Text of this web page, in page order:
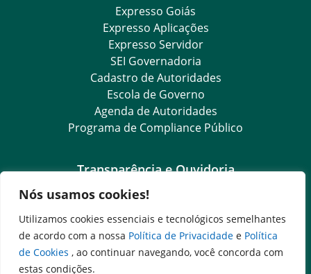
Nós usamos cookies!
Utilizamos cookies essenciais e tecnológicos semelhantes
de acordo com a nossa Política de Privacidade e Política
de Cookies , ao continuar navegando, você concorda com
estas condições.
Expresso Goiás
Expresso Aplicações
Expresso Servidor
SEI Governadoria
Cadastro de Autoridades
Escola de Governo
Agenda de Autoridades
Programa de Compliance Público
Transparência e Ouvidoria
LGPD
Goiás Transparência
Dados Abertos Goiás
SIC – Serviço de Informação ao Cidadão
e-SIC – Serviço Eletrônico de Informação ao Cidadão